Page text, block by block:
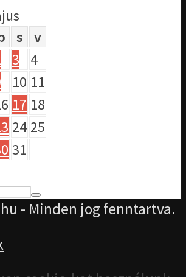
s
v
3
4
10 11
17 18
24 25
31
- Minden jog fenntartva.